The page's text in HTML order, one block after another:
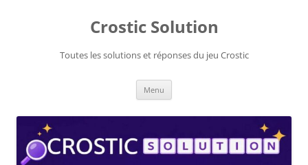
Crostic Solution
Toutes les solutions et réponses du jeu Crostic
Menu